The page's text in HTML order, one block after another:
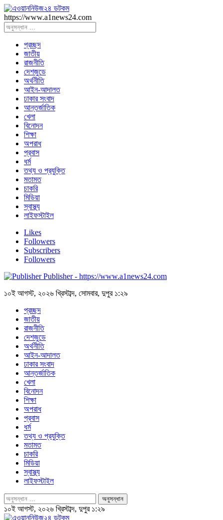
https://www.a1news24.com
প্রচ্ছদ
জাতীয়
রাজনীতি
দেশজুডে
অর্থনীতি
আইন-আদালত
ঢাকার সংবাদ
আন্তর্জাতিক
খেলা
বিনোদন
শিক্ষা
অপরাধ
প্রবাস
ধর্ম
তথ্য ও প্রযুক্তি
মতামত
চাকরি
মিডিয়া
স্বাস্থ্য
লাইফস্টাইল
Likes
Followers
Subscribers
Followers
Publisher - https://www.a1news24.com
১০ই আগস্ট, ২০২৬ খ্রিস্টাব্দ, সোমবার, দুপুর ১:২৯
প্রচ্ছদ
জাতীয়
রাজনীতি
দেশজুডে
অর্থনীতি
আইন-আদালত
ঢাকার সংবাদ
আন্তর্জাতিক
খেলা
বিনোদন
শিক্ষা
অপরাধ
প্রবাস
ধর্ম
তথ্য ও প্রযুক্তি
মতামত
চাকরি
মিডিয়া
স্বাস্থ্য
লাইফস্টাইল
১০ই আগস্ট, ২০২৬ খ্রিস্টাব্দ, দুপুর ১:২৯